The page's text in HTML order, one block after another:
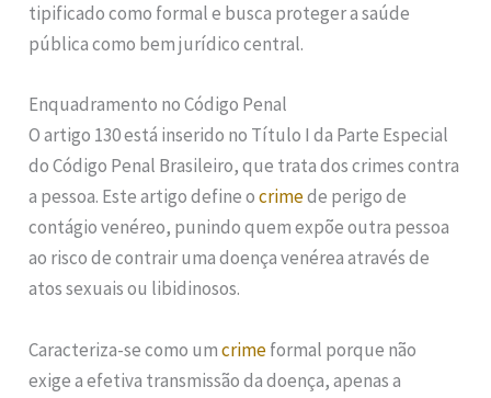
tipificado como formal e busca proteger a saúde
pública como bem jurídico central.
Enquadramento no Código Penal
O artigo 130 está inserido no Título I da Parte Especial
do Código Penal Brasileiro, que trata dos crimes contra
a pessoa. Este artigo define ocrimede perigo de
contágio venéreo, punindo quem expõe outra pessoa
ao risco de contrair uma doença venérea através de
atos sexuais ou libidinosos.
Caracteriza-se como umcrimeformal porque não
exige a efetiva transmissão da doença, apenas a